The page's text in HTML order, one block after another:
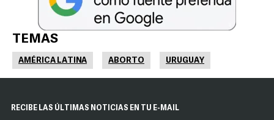
TEMAS
AMÉRICA LATINA ABORTO URUGUAY
RECIBE LAS ÚLTIMAS NOTICIAS EN TU E-MAIL